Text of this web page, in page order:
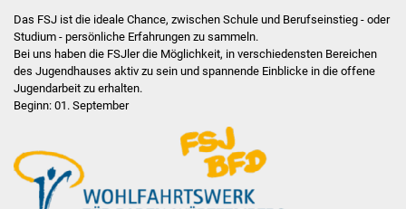
JuHa live 2024
Cake Pop Workshop
Jugendbeirat
Peace in Art
Das FSJ ist die ideale Chance, zwischen Schule und Berufseinstieg - oder
Studium - persönliche Erfahrungen zu sammeln.
Bei uns haben die FSJler die Möglichkeit, in verschiedensten Bereichen
des Jugendhauses aktiv zu sein und spannende Einblicke in die offene
Jugendarbeit zu erhalten.
Beginn: 01. September